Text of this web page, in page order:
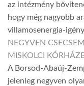
az intézmény
hogy még nagyobb
villamosenergia-
NEGYVEN
MISKOLCI
A Borsod-Abaúj-
jelenleg negyven